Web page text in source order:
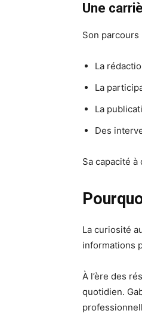
Une
Son
La
La
La
Des
Sa capacité
La curiosité
informations
À l’ère des
quotidien.